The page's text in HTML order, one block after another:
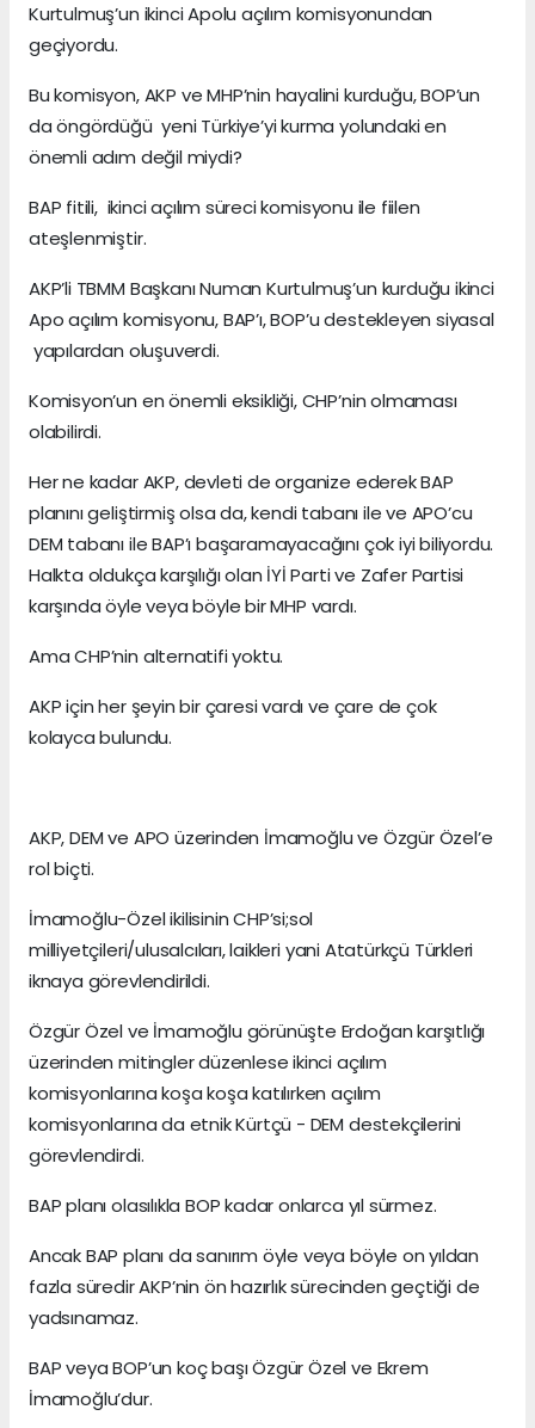
Kurtulmuş’un ikinci Apolu açılım komisyonundan
geçiyordu.
Bu komisyon, AKP ve MHP’nin hayalini kurduğu, BOP’un
da öngördüğü yeni Türkiye’yi kurma yolundaki en
önemli adım değil miydi?
BAP fitili, ikinci açılım süreci komisyonu ile fiilen
ateşlenmiştir.
AKP’li TBMM Başkanı Numan Kurtulmuş’un kurduğu ikinci
Apo açılım komisyonu, BAP’ı, BOP’u destekleyen siyasal
yapılardan oluşuverdi.
Komisyon’un en önemli eksikliği, CHP’nin olmaması
olabilirdi.
Her ne kadar AKP, devleti de organize ederek BAP
planını geliştirmiş olsa da, kendi tabanı ile ve APO’cu
DEM tabanı ile BAP’ı başaramayacağını çok iyi biliyordu.
Halkta oldukça karşılığı olan İYİ Parti ve Zafer Partisi
karşında öyle veya böyle bir MHP vardı.
Ama CHP’nin alternatifi yoktu.
AKP için her şeyin bir çaresi vardı ve çare de çok
kolayca bulundu.
AKP, DEM ve APO üzerinden İmamoğlu ve Özgür Özel’e
rol biçti.
İmamoğlu-Özel ikilisinin CHP’si;sol
milliyetçileri/ulusalcıları, laikleri yani Atatürkçü Türkleri
iknaya görevlendirildi.
Özgür Özel ve İmamoğlu görünüşte Erdoğan karşıtlığı
üzerinden mitingler düzenlese ikinci açılım
komisyonlarına koşa koşa katılırken açılım
komisyonlarına da etnik Kürtçü - DEM destekçilerini
görevlendirdi.
BAP planı olasılıkla BOP kadar onlarca yıl sürmez.
Ancak BAP planı da sanırım öyle veya böyle on yıldan
fazla süredir AKP’nin ön hazırlık sürecinden geçtiği de
yadsınamaz.
BAP veya BOP’un koç başı Özgür Özel ve Ekrem
İmamoğlu’dur.